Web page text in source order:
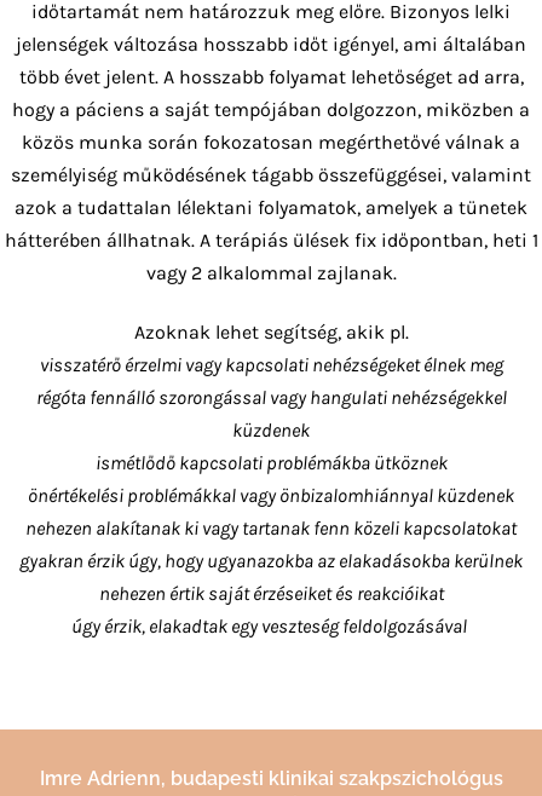
időtartamát nem határozzuk meg előre. Bizonyos lelki
jelenségek változása hosszabb időt igényel, ami általában
több évet jelent. A hosszabb folyamat lehetőséget ad arra,
hogy a páciens a saját tempójában dolgozzon, miközben a
közös munka során fokozatosan megérthetővé válnak a
személyiség működésének tágabb összefüggései, valamint
azok a tudattalan lélektani folyamatok, amelyek a tünetek
hátterében állhatnak. A terápiás ülések fix időpontban, heti 1
vagy 2 alkalommal zajlanak.
Azoknak lehet segítség, akik pl.
visszatérő érzelmi vagy kapcsolati nehézségeket élnek meg
régóta fennálló szorongással vagy hangulati nehézségekkel
küzdenek
ismétlődő kapcsolati problémákba ütköznek
önértékelési problémákkal vagy önbizalomhiánnyal küzdenek
nehezen alakítanak ki vagy tartanak fenn közeli kapcsolatokat
gyakran érzik úgy, hogy ugyanazokba az elakadásokba kerülnek
nehezen értik saját érzéseiket és reakcióikat
úgy érzik, elakadtak egy veszteség feldolgozásával
Imre Adrienn, budapesti klinikai szakpszichológus